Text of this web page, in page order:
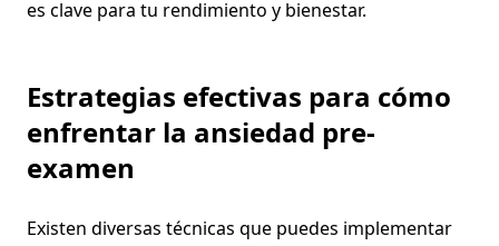
es clave para tu rendimiento y bienestar.
Estrategias efectivas para cómo
enfrentar la ansiedad pre-
examen
Existen diversas técnicas que puedes implementar